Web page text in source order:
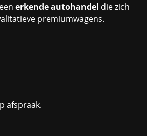
erkende autohandel die zich
premiumwagens.
afspraak.